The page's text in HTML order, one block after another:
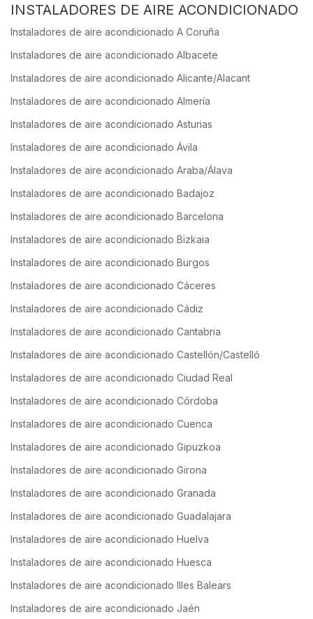
INSTALADORES DE AIRE ACONDICIONADO
Instaladores de aire acondicionado A Coruña
Instaladores de aire acondicionado Albacete
Instaladores de aire acondicionado Alicante/Alacant
Instaladores de aire acondicionado Almería
Instaladores de aire acondicionado Asturias
Instaladores de aire acondicionado Ávila
Instaladores de aire acondicionado Araba/Álava
Instaladores de aire acondicionado Badajoz
Instaladores de aire acondicionado Barcelona
Instaladores de aire acondicionado Bizkaia
Instaladores de aire acondicionado Burgos
Instaladores de aire acondicionado Cáceres
Instaladores de aire acondicionado Cádiz
Instaladores de aire acondicionado Cantabria
Instaladores de aire acondicionado Castellón/Castelló
Instaladores de aire acondicionado Ciudad Real
Instaladores de aire acondicionado Córdoba
Instaladores de aire acondicionado Cuenca
Instaladores de aire acondicionado Gipuzkoa
Instaladores de aire acondicionado Girona
Instaladores de aire acondicionado Granada
Instaladores de aire acondicionado Guadalajara
Instaladores de aire acondicionado Huelva
Instaladores de aire acondicionado Huesca
Instaladores de aire acondicionado Illes Balears
Instaladores de aire acondicionado Jaén